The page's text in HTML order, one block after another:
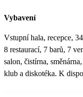
Vybavení
Vstupní hala, recepce,
8 restaurací, 7 barů, 7
salon, čistírna,
klub a diskotéka. K